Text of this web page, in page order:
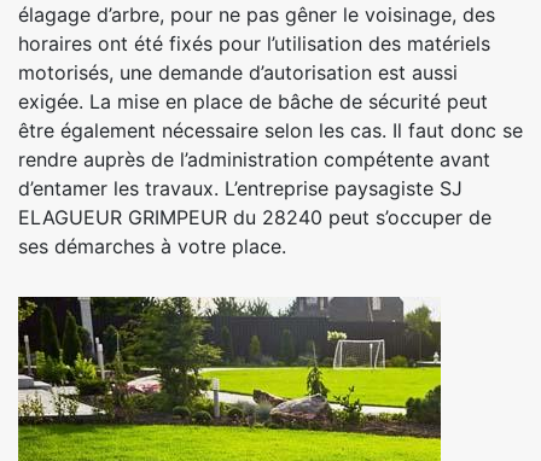
élagage d’arbre, pour ne pas gêner le voisinage, des
horaires ont été fixés pour l’utilisation des matériels
motorisés, une demande d’autorisation est aussi
exigée. La mise en place de bâche de sécurité peut
être également nécessaire selon les cas. Il faut donc se
rendre auprès de l’administration compétente avant
d’entamer les travaux. L’entreprise paysagiste SJ
ELAGUEUR GRIMPEUR du 28240 peut s’occuper de
ses démarches à votre place.